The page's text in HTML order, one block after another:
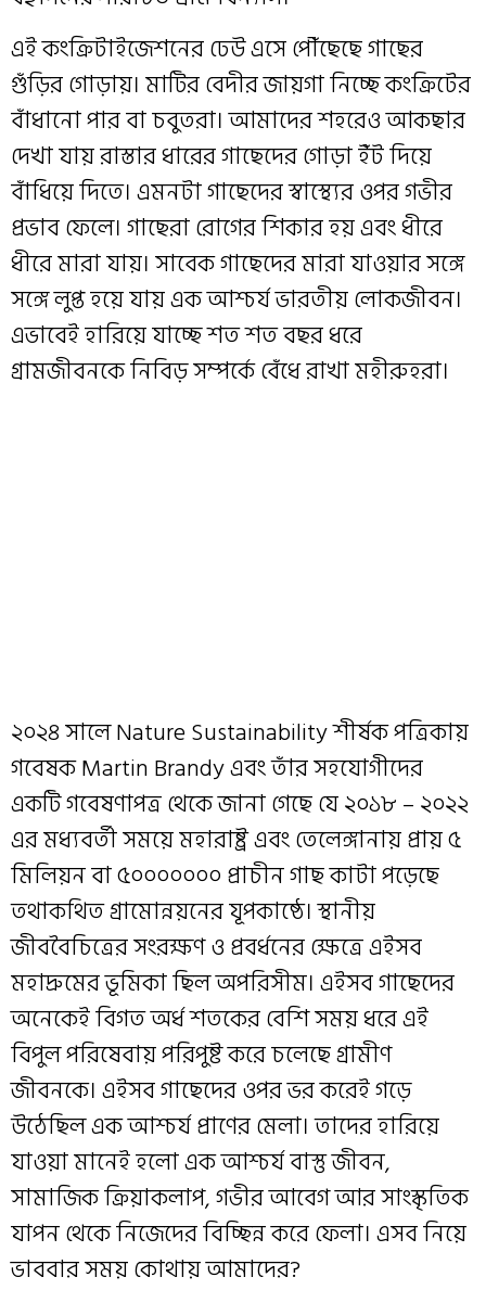
এই কংক্রিটাইজেশনের ঢেউ এসে পৌঁছেছে গাছের
গুঁড়ির গোড়ায়। মাটির বেদীর জায়গা নিচ্ছে কংক্রিটের
বাঁধানো পার বা চবুতরা। আমাদের শহরেও আকছার
দেখা যায় রাস্তার ধারের গাছেদের গোড়া ইঁট দিয়ে
বাঁধিয়ে দিতে। এমনটা গাছেদের স্বাস্থ্যের ওপর গভীর
প্রভাব ফেলে। গাছেরা রোগের শিকার হয় এবং ধীরে
ধীরে মারা যায়। সাবেক গাছেদের মারা যাওয়ার সঙ্গে
সঙ্গে লুপ্ত হয়ে যায় এক আশ্চর্য ভারতীয় লোকজীবন।
এভাবেই হারিয়ে যাচ্ছে শত শত বছর ধরে
গ্রামজীবনকে নিবিড় সম্পর্কে বেঁধে রাখা মহীরুহরা।
২০২৪ সালে Nature Sustainability শীর্ষক পত্রিকায়
গবেষক Martin Brandy এবং তাঁর সহযোগীদের
একটি গবেষণাপত্র থেকে জানা গেছে যে ২০১৮ – ২০২২
এর মধ্যবর্তী সময়ে মহারাষ্ট্র এবং তেলেঙ্গানায় প্রায় ৫
মিলিয়ন বা ৫০০০০০০০ প্রাচীন গাছ কাটা পড়েছে
তথাকথিত গ্রামোন্নয়নের যূপকাষ্ঠে। স্থানীয়
জীববৈচিত্রের সংরক্ষণ ও প্রবর্ধনের ক্ষেত্রে এইসব
মহাদ্রুমের ভূমিকা ছিল অপরিসীম। এইসব গাছেদের
অনেকেই বিগত অর্ধ শতকের বেশি সময় ধরে এই
বিপুল পরিষেবায় পরিপুষ্ট করে চলেছে গ্রামীণ
জীবনকে। এইসব গাছেদের ওপর ভর করেই গড়ে
উঠেছিল এক আশ্চর্য প্রাণের মেলা। তাদের হারিয়ে
যাওয়া মানেই হলো এক আশ্চর্য বাস্তু জীবন,
সামাজিক ক্রিয়াকলাপ, গভীর আবেগ আর সাংস্কৃতিক
যাপন থেকে নিজেদের বিচ্ছিন্ন করে ফেলা। এসব নিয়ে
ভাববার সময় কোথায় আমাদের?